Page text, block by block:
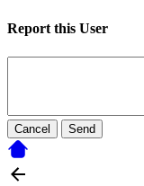
Report this User
Cancel Send